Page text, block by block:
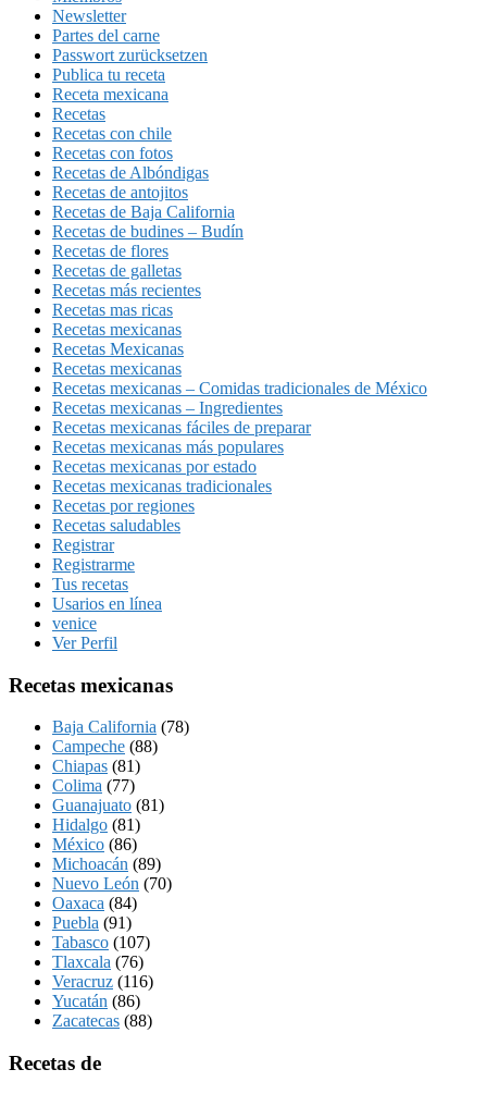
Newsletter
Partes del carne
Passwort zurücksetzen
Publica tu receta
Receta mexicana
Recetas
Recetas con chile
Recetas con fotos
Recetas de Albóndigas
Recetas de antojitos
Recetas de Baja California
Recetas de budines – Budín
Recetas de flores
Recetas de galletas
Recetas más recientes
Recetas mas ricas
Recetas mexicanas
Recetas Mexicanas
Recetas mexicanas
Recetas mexicanas – Comidas tradicionales de México
Recetas mexicanas – Ingredientes
Recetas mexicanas fáciles de preparar
Recetas mexicanas más populares
Recetas mexicanas por estado
Recetas mexicanas tradicionales
Recetas por regiones
Recetas saludables
Registrar
Registrarme
Tus recetas
Usarios en línea
venice
Ver Perfil
Recetas mexicanas
Baja California (78)
Campeche (88)
Chiapas (81)
Colima (77)
Guanajuato (81)
Hidalgo (81)
México (86)
Michoacán (89)
Nuevo León (70)
Oaxaca (84)
Puebla (91)
Tabasco (107)
Tlaxcala (76)
Veracruz (116)
Yucatán (86)
Zacatecas (88)
Recetas de